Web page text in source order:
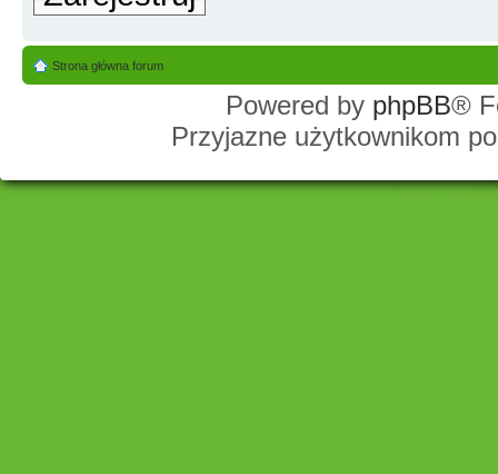
Strona główna forum
Powered by phpBB®
Przyjazne użytkownikom